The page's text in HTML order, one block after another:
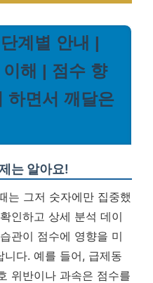
계별 안내 |
해 | 점수 향
하면서 깨달은
는 알아요!
는 그저 숫자에만 집중했
인하고 상세 분석 데이
관이 점수에 영향을 미
다. 예를 들어, 급제동
위반이나 과속은 점수를